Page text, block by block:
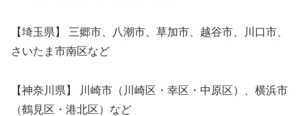
【埼玉県】 三郷市、八潮市、草加市、越谷市、川口市、
さいたま市南区など
【神奈川県】 川崎市（川崎区・幸区・中原区）、横浜市
（鶴見区・港北区）など